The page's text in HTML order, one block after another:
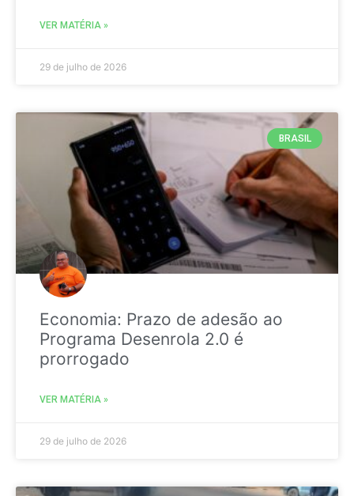
VER MATÉRIA »
29 de julho de 2026
BRASIL
Economia: Prazo de adesão ao
Programa Desenrola 2.0 é
prorrogado
VER MATÉRIA »
29 de julho de 2026